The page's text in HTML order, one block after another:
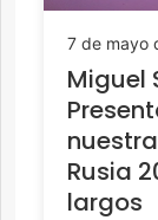
7 de mayo
Miguel
Rusia
largos